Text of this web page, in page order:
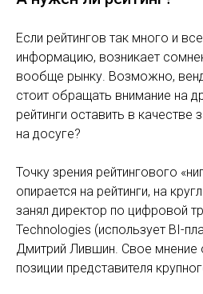
Если рейтингов так много и
информацию, возникает
вообще рынку. Возможно,
стоит обращать внимание на
рейтинги оставить в качестве
на досуге?
Точку зрения рейтингового
опирается на рейтинги, на
занял директор по цифровой
Technologies (использует BI-
Дмитрий Лившин. Свое мнение
позиции представителя